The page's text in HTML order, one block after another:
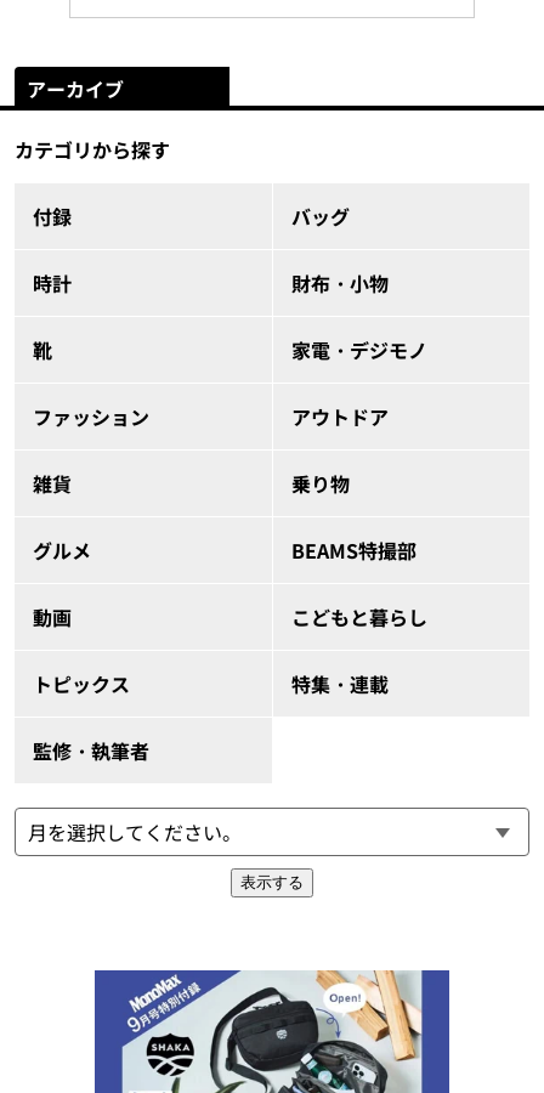
アーカイブ
カテゴリから探す
付録 バッグ
時計 財布・小物
靴 家電・デジモノ
ファッション アウトドア
雑貨 乗り物
グルメ BEAMS特撮部
動画 こどもと暮らし
トピックス 特集・連載
監修・執筆者
表示する